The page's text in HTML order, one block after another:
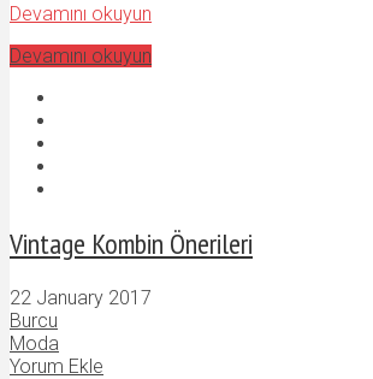
Devamını okuyun
Devamını okuyun
Vintage Kombin Önerileri
22 January 2017
Burcu
Moda
Yorum Ekle